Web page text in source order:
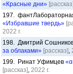
«Красные дни» [рассказ]
197.
«Избравшие твердь»
2022 г.
198. Дмитрий
за облаками» [рассказ],
199. Ринат Уфимцев
[рассказ], 2022 г.